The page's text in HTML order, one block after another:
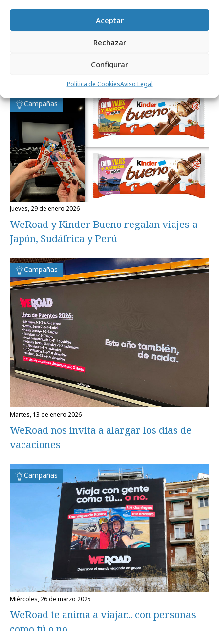
Aceptar
Rechazar
Configurar
Política de CookiesAviso Legal
Comparte
Noticias Relacionadas
Campañas
jueves, 29 de enero 2026
WeRoad y Kinder Bueno regalan viajes a
Japón, Sudáfrica y Perú
Campañas
martes, 13 de enero 2026
WeRoad nos invita a alargar los días de
vacaciones
Campañas
miércoles, 26 de marzo 2025
WeRoad te anima a viajar... con personas